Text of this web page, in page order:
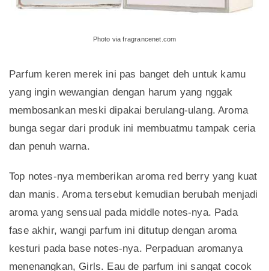
Photo via fragrancenet.com
Parfum keren merek ini pas banget deh untuk kamu
yang ingin wewangian dengan harum yang nggak
membosankan meski dipakai berulang-ulang. Aroma
bunga segar dari produk ini membuatmu tampak ceria
dan penuh warna.
Top notes-nya memberikan aroma red berry yang kuat
dan manis. Aroma tersebut kemudian berubah menjadi
aroma yang sensual pada middle notes-nya. Pada
fase akhir, wangi parfum ini ditutup dengan aroma
kesturi pada base notes-nya. Perpaduan aromanya
menenangkan, Girls. Eau de parfum ini sangat cocok